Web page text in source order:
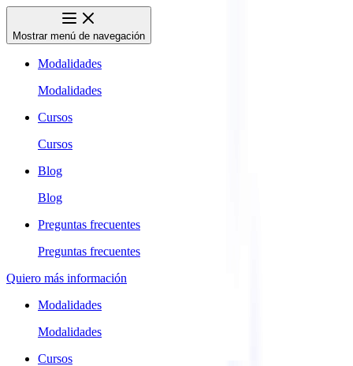
Mostrar menú de navegación
Modalidades
Modalidades
Cursos
Cursos
Blog
Blog
Preguntas frecuentes
Preguntas frecuentes
Quiero más información
Modalidades
Modalidades
Cursos